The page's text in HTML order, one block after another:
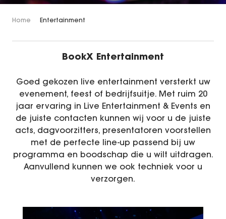
Home Entertainment
BookX Entertainment
Goed gekozen live entertainment versterkt uw
evenement, feest of bedrijfsuitje. Met ruim 20
jaar ervaring in Live Entertainment & Events en
de juiste contacten kunnen wij voor u de juiste
acts, dagvoorzitters, presentatoren voorstellen
met de perfecte line-up passend bij uw
programma en boodschap die u wilt uitdragen.
Aanvullend kunnen we ook techniek voor u
verzorgen.
BookX